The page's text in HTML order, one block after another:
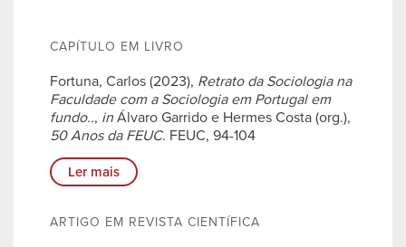
CAPÍTULO EM LIVRO
Fortuna, Carlos (2023), Retrato da Sociologia na
Faculdade com a Sociologia em Portugal em
fundo.., in Álvaro Garrido e Hermes Costa (org.),
50 Anos da FEUC. FEUC, 94-104
Ler mais
ARTIGO EM REVISTA CIENTÍFICA